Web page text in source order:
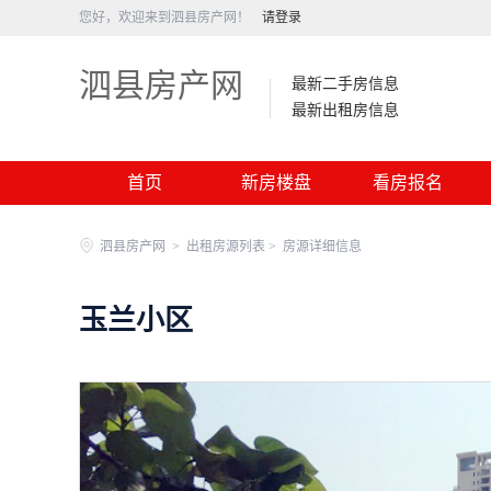
您好，欢迎来到泗县房产网！ 请登录
泗县房产网
最新二手房信息
最新出租房信息
首页 新房楼盘 看房报名
泗县房产网 > 出租房源列表 > 房源详细信息
玉兰小区